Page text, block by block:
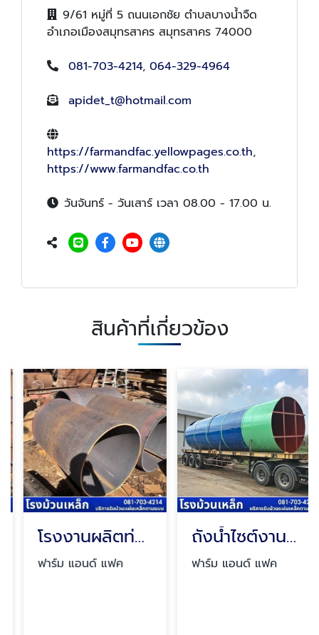
9/61 หมู่ที่ 5 ถนนเอกชัย ตำบลบางน้ำจืด
อำเภอเมืองสมุทรสาคร สมุทรสาคร 74000
081-703-4214, 064-329-4964
apidet_t@hotmail.com
https://farmandfac.yellowpages.co.th,
https://www.farmandfac.co.th
วันจันทร์ - วันเสาร์ เวลา 08.00 - 17.00 น.
สินค้าที่เกี่ยวข้อง
โรงงานผลิตท่อเหล็กขนาดใหญ่
ฟาร์ม แอนด์ แฟค
ถังน้ำไซต์งานก่อสร้าง
ฟาร์ม แอนด์ แฟค